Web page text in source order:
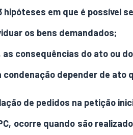
hipóteses em que é possível
os bens demandados;
as consequências do ato ou
depender de ato
de pedidos na petição
ocorre quando são